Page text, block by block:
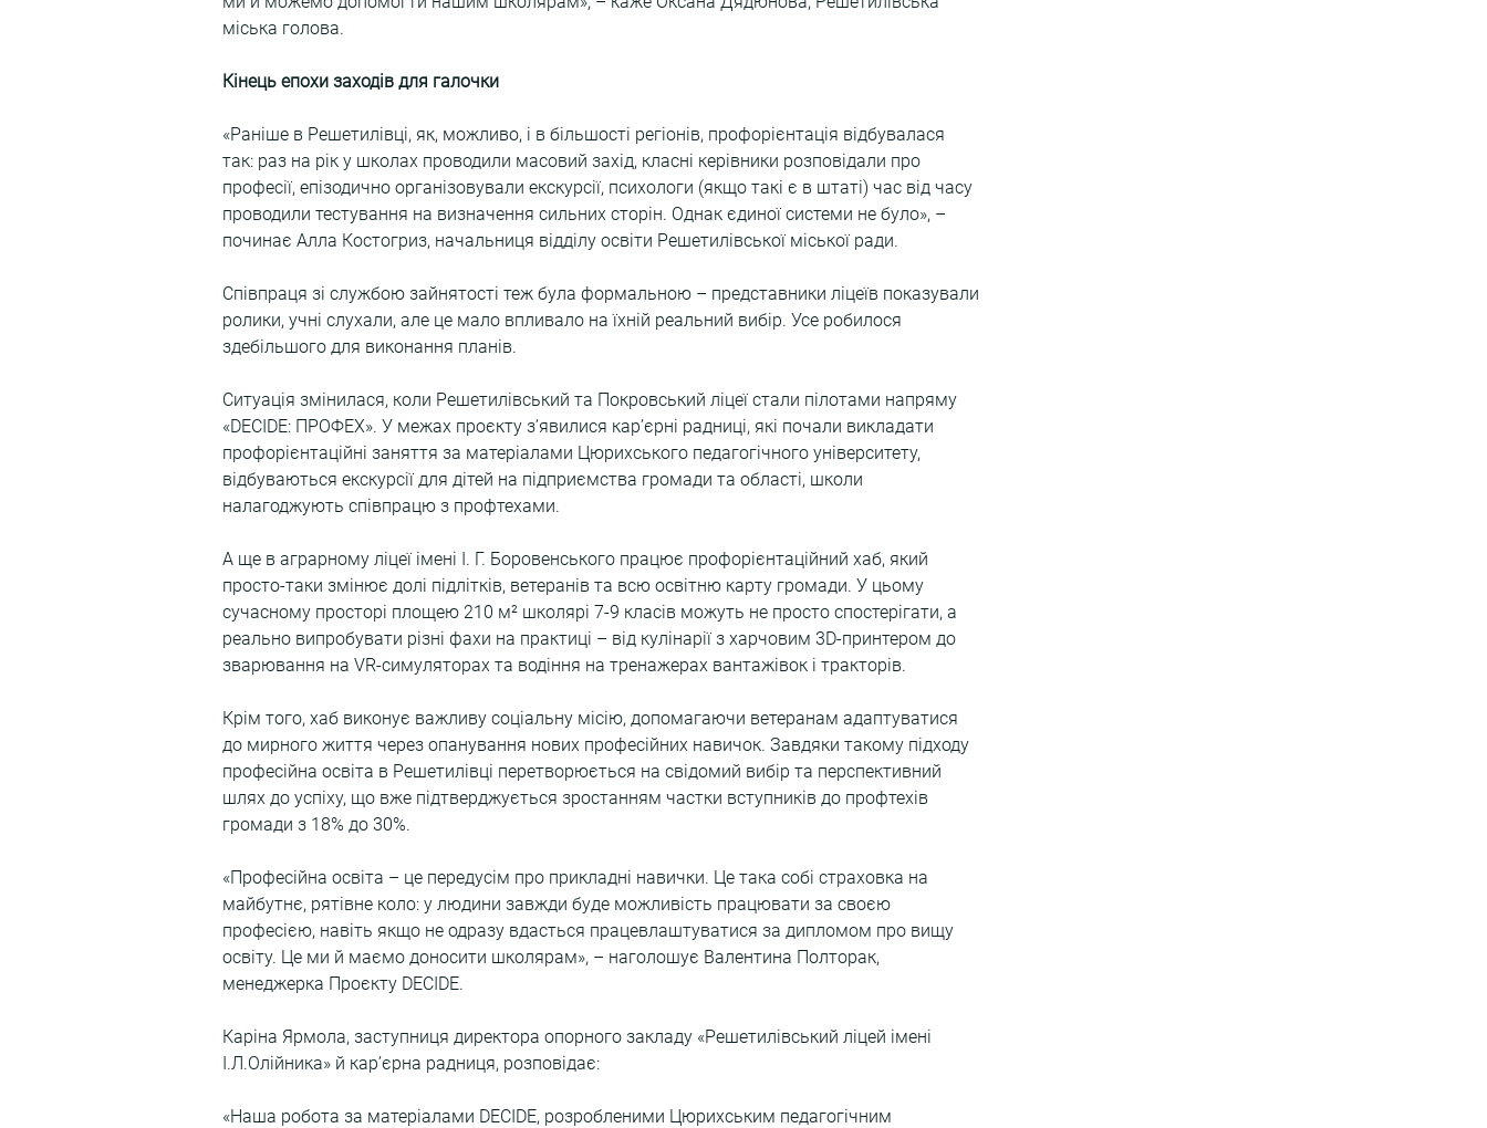
міська голова.
Кінець епохи заходів для галочки
«Раніше в Решетилівці, як, можливо, і в більшості регіонів, профорієнтація відбувалася
так: раз на рік у школах проводили масовий захід, класні керівники розповідали про
професії, епізодично організовували екскурсії, психологи (якщо такі є в штаті) час від часу
проводили тестування на визначення сильних сторін. Однак єдиної системи не було», –
починає Алла Костогриз, начальниця відділу освіти Решетилівської міської ради.
Співпраця зі службою зайнятості теж була формальною – представники ліцеїв показували
ролики, учні слухали, але це мало впливало на їхній реальний вибір. Усе робилося
здебільшого для виконання планів.
Ситуація змінилася, коли Решетилівський та Покровський ліцеї стали пілотами напряму
«DECIDE: ПРОФЕХ». У межах проєкту з’явилися кар’єрні радниці, які почали викладати
профорієнтаційні заняття за матеріалами Цюрихського педагогічного університету,
відбуваються екскурсії для дітей на підприємства громади та області, школи
налагоджують співпрацю з профтехами.
А ще в аграрному ліцеї імені І. Г. Боровенського працює профорієнтаційний хаб, який
просто-таки змінює долі підлітків, ветеранів та всю освітню карту громади. У цьому
сучасному просторі площею 210 м² школярі 7-9 класів можуть не просто спостерігати, а
реально випробувати різні фахи на практиці – від кулінарії з харчовим 3D-принтером до
зварювання на VR-симуляторах та водіння на тренажерах вантажівок і тракторів.
Крім того, хаб виконує важливу соціальну місію, допомагаючи ветеранам адаптуватися
до мирного життя через опанування нових професійних навичок. Завдяки такому підходу
професійна освіта в Решетилівці перетворюється на свідомий вибір та перспективний
шлях до успіху, що вже підтверджується зростанням частки вступників до профтехів
громади з 18% до 30%.
«Професійна освіта – це передусім про прикладні навички. Це така собі страховка на
майбутнє, рятівне коло: у людини завжди буде можливість працювати за своєю
професією, навіть якщо не одразу вдасться працевлаштуватися за дипломом про вищу
освіту. Це ми й маємо доносити школярам», – наголошує Валентина Полторак,
менеджерка Проєкту DECIDE.
Каріна Ярмола, заступниця директора опорного закладу «Решетилівський ліцей імені
І.Л.Олійника» й карʼєрна радниця, розповідає:
«Наша робота за матеріалами DECIDE, розробленими Цюрихським педагогічним